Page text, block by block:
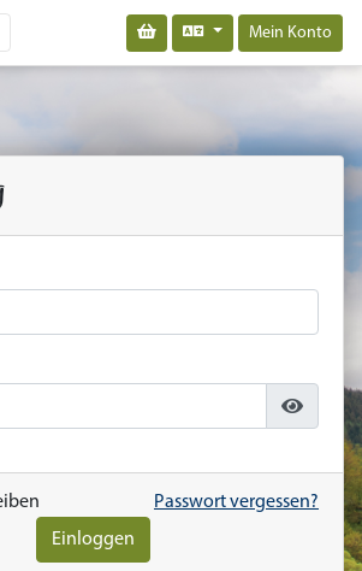
Mein Konto
Passwort vergessen?
Einloggen